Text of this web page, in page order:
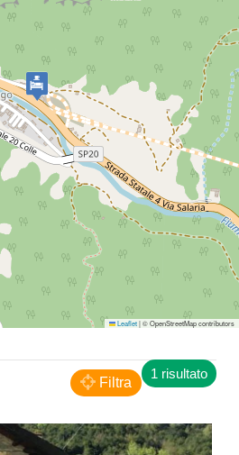
Arquata del Tronto
B&B Gl'Urse
BED AND BREAKFAST
Leaflet|© OpenStreetMap contributors
1 risultato
Filtra